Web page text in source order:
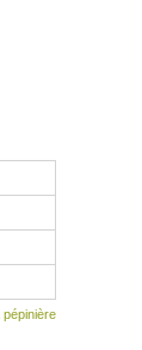
pépinière